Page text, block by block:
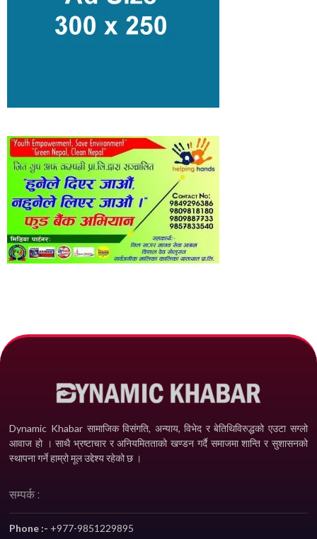
Dynamic Khabar सामाजिक विसंगति, अन्याय, विभेद­ र बेतिथिविरुद्धको एउटा सग्लो
आवाज हो । साथै भ्रष्टाचार र अनियमितताको खण्डन गर्दै समाजमा शान्ति र सुशासनको
स्थापना गर्ने हाम्रो मूल उद्देश्य रहेको छ ।
सम्पर्क :
Phone :- +977-9851229895